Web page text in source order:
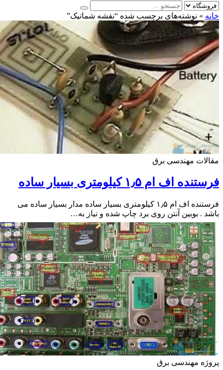
»نوشته‌های برچسب شده “نقشه شماتیک”
مهندسی برق
اف ام ۱٫۵ کیلومتری بسیار ساده
فرستنده اف ام ۱٫۵ کیلومتری بسیار ساده مدار بسیار ساده می
. بوبین آنتن روی برد چاپ شده و نیاز به…
مهندسی برق